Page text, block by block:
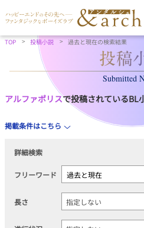
TOP 投稿小説 過去と現在の検索結果
Submitted
アルファポリスで投稿されているBL
掲載条件はこちら
詳細検索
フリーワード
長さ